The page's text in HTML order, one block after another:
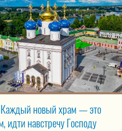
новый храм — это
идти навстречу Господу